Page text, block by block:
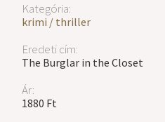
Kategória:
krimi / thriller
Eredeti cím:
The Burglar in the Closet
Ár:
1880 Ft